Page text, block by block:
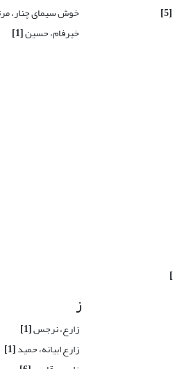
[5]
خوش سیمای چنار،
خیرفام، حسین[1]
ز
زارع، نرجس[1]
زارع ابیانه، حمید[1]